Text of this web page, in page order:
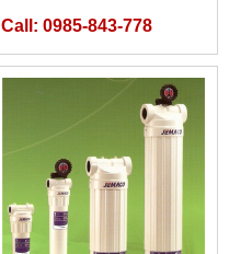
Call: 0985-843-778